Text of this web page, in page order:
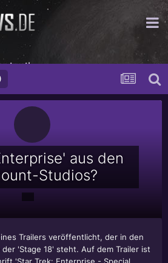
trust!
aus den
Studios?
Trailers veröffentlicht, der in den
'Stage 18' steht. Auf dem Trailer ist